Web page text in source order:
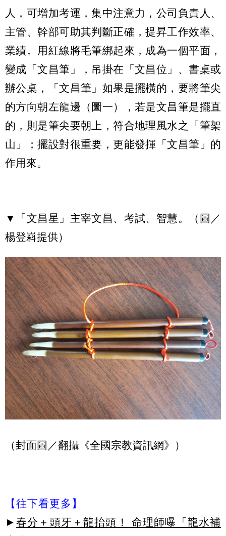
人，可增加考運，集中注意力，公司負責人、
主管、幹部可助其判斷正確，提昇工作效率、
業績。用紅線將毛筆綁起來，成為一個平面，
變成「文昌筆」，吊掛在「文昌位」、書桌或
辦公桌，「文昌筆」如果是擺橫的，要將筆尖
的方向朝左龍邊（圖一），若是文昌筆是擺直
的，則是筆尖要朝上，符合地理風水之「筆架
山」；擺設對很重要，更能發揮「文昌筆」的
作用來。
▼「文昌星」主宰文昌、考試、智慧。（圖／
楊登嵙提供）
（封面圖／翻攝《全國宗教資訊網》）
【往下看更多】
► 春分＋頭牙＋龍抬頭！ 命理師曝「龍水補